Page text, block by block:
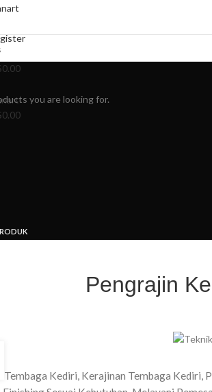
0.00
0.00
Pengrajin
Tembaga Kediri, Kerajinan Tembaga Kediri,
you are looking for.